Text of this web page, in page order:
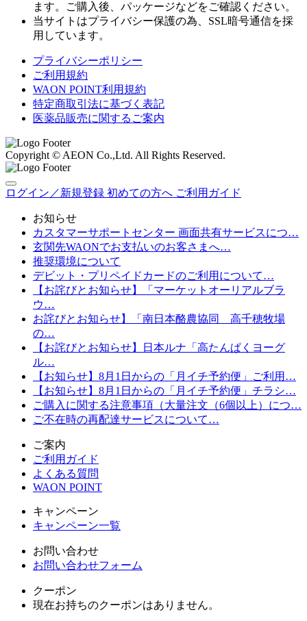
ます。ご購入後、パッケージなどをご確認ください。
当サイトはプライバシー保護の為、SSL暗号通信を採
用しています。
プライバシーポリシー
ご利用規約
WAON POINT利用規約
特定商取引法に基づく表記
医薬品販売に関するご案内
Copyright © AEON Co.,Ltd. All Rights Reserved.
ログイン／新規登録 初めての方へ ご利用ガイド
お知らせ
カスタマーサポートセンター 画面共有サービスにつ…
玄関先WAONでお支払いのお客さまへ…
推奨環境について
デビット・プリペイドカードのご利用について…
【お詫びとお知らせ】「マーケットオーリアルブラ
ウ…
お詫びとお知らせ】「南日本酪農協同 高千穂牧場
の…
【お詫びとお知らせ】日本ルナ「高たんぱくヨーグ
ル…
【お知らせ】8月1日からの「月イチ予約便」ご利用…
【お知らせ】8月1日からの「月イチ予約便」チラシ…
ご購入に関する注意事項（大量注文（6個以上）につ…
ご不在時の再配達サービスについて…
ご案内
ご利用ガイド
よくある質問
WAON POINT
キャンペーン
キャンペーン一覧
お問い合わせ
お問い合わせフォーム
クーポン
現在お持ちのクーポンはありません。